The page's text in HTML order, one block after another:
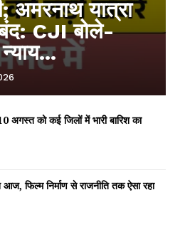
अमरनाथ यात्रा
CJI बोले-
अगस्त को कई जिलों में भारी बारिश का
फिल्म निर्माण से राजनीति तक ऐसा रहा